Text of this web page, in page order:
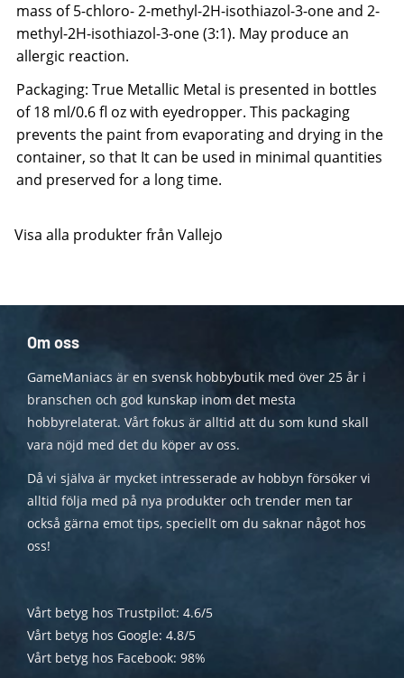
mass of 5-chloro- 2-methyl-2H-isothiazol-3-one and 2-
methyl-2H-isothiazol-3-one (3:1). May produce an
allergic reaction.
Packaging: True Metallic Metal is presented in bottles
of 18 ml/0.6 fl oz with eyedropper. This packaging
prevents the paint from evaporating and drying in the
container, so that It can be used in minimal quantities
and preserved for a long time.
Visa alla produkter från Vallejo
Om oss
GameManiacs är en svensk hobbybutik med över 25 år i
branschen och god kunskap inom det mesta
hobbyrelaterat. Vårt fokus är alltid att du som kund skall
vara nöjd med det du köper av oss.
Då vi själva är mycket intresserade av hobbyn försöker vi
alltid följa med på nya produkter och trender men tar
också gärna emot tips, speciellt om du saknar något hos
oss!
Vårt betyg hos Trustpilot: 4.6/5
Vårt betyg hos Google: 4.8/5
Vårt betyg hos Facebook: 98%